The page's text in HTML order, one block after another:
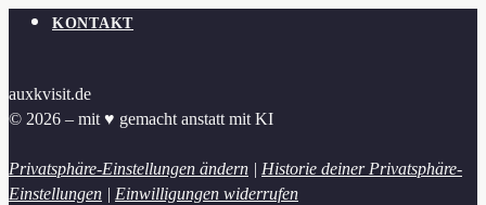
KONTAKT
auxkvisit.de
© 2026 – mit ♥︎ gemacht anstatt mit KI
Privatsphäre-Einstellungen ändern | Historie deiner Privatsphäre-
Einstellungen | Einwilligungen widerrufen